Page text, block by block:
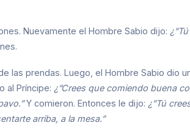
Nuevamente el Hombre Sabio dijo:
las prendas. Luego, el Hombre Sabio dio
al Príncipe: ¿”Crees que comiendo buena
Y comieron. Entonces le dijo: ¿”Tú
arriba, a la mesa.”